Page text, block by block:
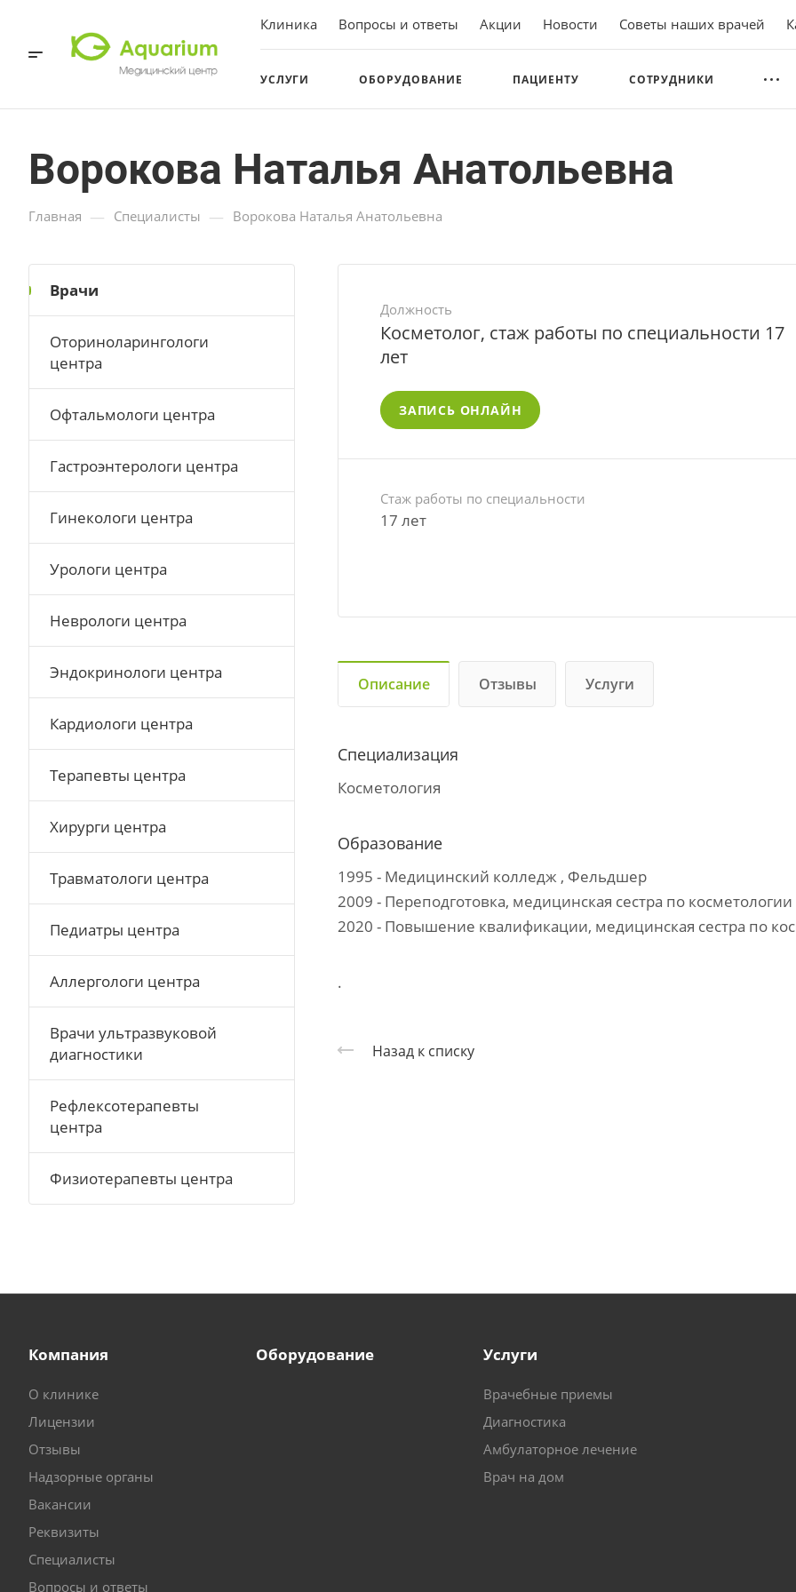
Клиника Вопросы и ответы Акции Новости Советы наших врачей
УСЛУГИ ОБОРУДОВАНИЕ ПАЦИЕНТУ СОТРУДНИКИ
Ворокова Наталья Анатольевна
Главная — Специалисты — Ворокова Наталья Анатольевна
Должность
Косметолог, стаж работы по специальности 17
лет
ЗАПИСЬ ОНЛАЙН
Стаж работы по специальности
17 лет
Описание Отзывы Услуги
Специализация
Косметология
Образование
1995 - Медицинский колледж , Фельдшер
2009 - Переподготовка, медицинская сестра по косметологии
2020 - Повышение квалификации, медицинская сестра по
.
Назад к списку
Врачи
Оториноларингологи
центра
Офтальмологи центра
Гастроэнтерологи центра
Гинекологи центра
Урологи центра
Неврологи центра
Эндокринологи центра
Кардиологи центра
Терапевты центра
Хирурги центра
Травматологи центра
Педиатры центра
Аллергологи центра
Врачи ультразвуковой
диагностики
Рефлексотерапевты
центра
Физиотерапевты центра
Компания
О клинике
Лицензии
Отзывы
Надзорные органы
Вакансии
Реквизиты
Специалисты
Вопросы и ответы
Оборудование Услуги
Врачебные приемы
Диагностика
Амбулаторное лечение
Врач на дом